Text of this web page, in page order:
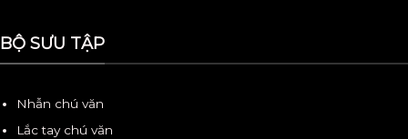
BỘ SƯU TẬP
Nhẫn chú văn
Lắc tay chú văn